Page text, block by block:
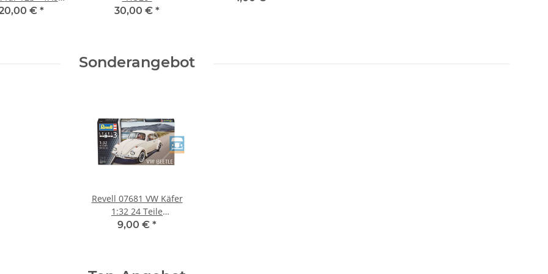
551
€ *
30,00 € *
Sonderangebot
Revell 07681 VW Käfer
1:32 24 Teile
Modellbausatz neu
9,00 € *